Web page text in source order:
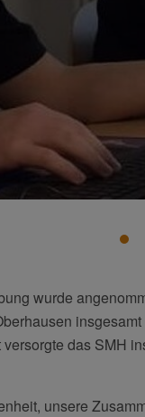
wurde
das SMH
unsere